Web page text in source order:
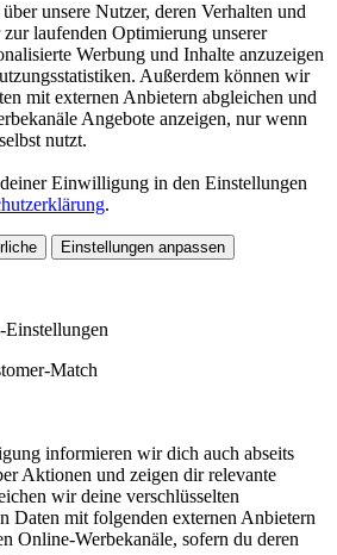
unsere Nutzer, deren Verhalten und
laufenden Optimierung unserer
Werbung und Inhalte anzuzeigen
Außerdem können wir
mit externen Anbietern abgleichen und
Angebote anzeigen, nur wenn
nutzt.
Einwilligung in den Einstellungen
.
Einstellungen anpassen
Match
informieren wir dich auch abseits
Aktionen und zeigen dir relevante
wir deine verschlüsselten
Daten mit folgenden externen Anbietern
Online-Werbekanäle, sofern du deren